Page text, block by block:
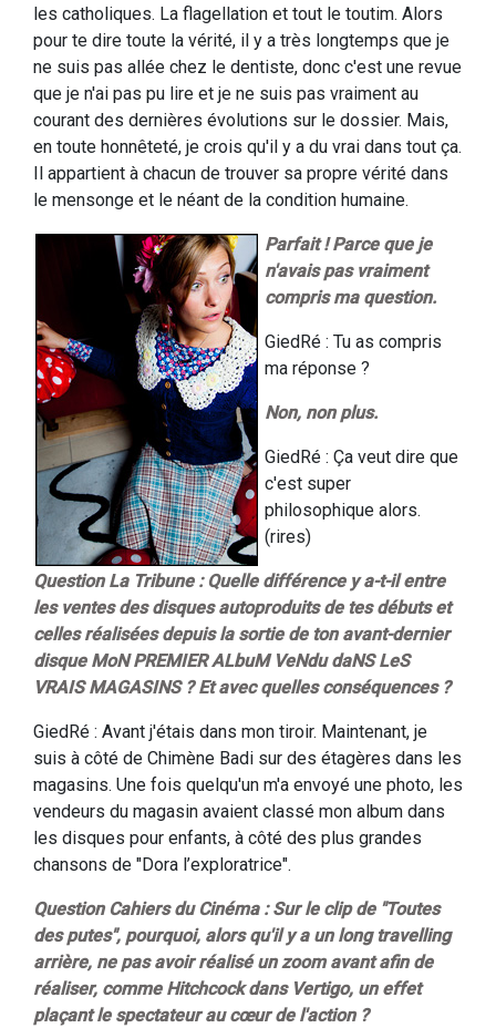
les catholiques. La flagellation et tout le toutim. Alors
pour te dire toute la vérité, il y a très longtemps que je
ne suis pas allée chez le dentiste, donc c'est une revue
que je n'ai pas pu lire et je ne suis pas vraiment au
courant des dernières évolutions sur le dossier. Mais,
en toute honnêteté, je crois qu'il y a du vrai dans tout ça.
Il appartient à chacun de trouver sa propre vérité dans
le mensonge et le néant de la condition humaine.
Parfait ! Parce que je
n'avais pas vraiment
compris ma question.
GiedRé : Tu as compris
ma réponse ?
Non, non plus.
GiedRé : Ça veut dire que
c'est super
philosophique alors.
(rires)
Question La Tribune : Quelle différence y a-t-il entre
les ventes des disques autoproduits de tes débuts et
celles réalisées depuis la sortie de ton avant-dernier
disque MoN PREMIER ALbuM VeNdu daNS LeS
VRAIS MAGASINS ? Et avec quelles conséquences ?
GiedRé : Avant j'étais dans mon tiroir. Maintenant, je
suis à côté de Chimène Badi sur des étagères dans les
magasins. Une fois quelqu'un m'a envoyé une photo, les
vendeurs du magasin avaient classé mon album dans
les disques pour enfants, à côté des plus grandes
chansons de "Dora l’exploratrice".
Question Cahiers du Cinéma : Sur le clip de "Toutes
des putes", pourquoi, alors qu'il y a un long travelling
arrière, ne pas avoir réalisé un zoom avant afin de
réaliser, comme Hitchcock dans Vertigo, un effet
plaçant le spectateur au cœur de l'action ?